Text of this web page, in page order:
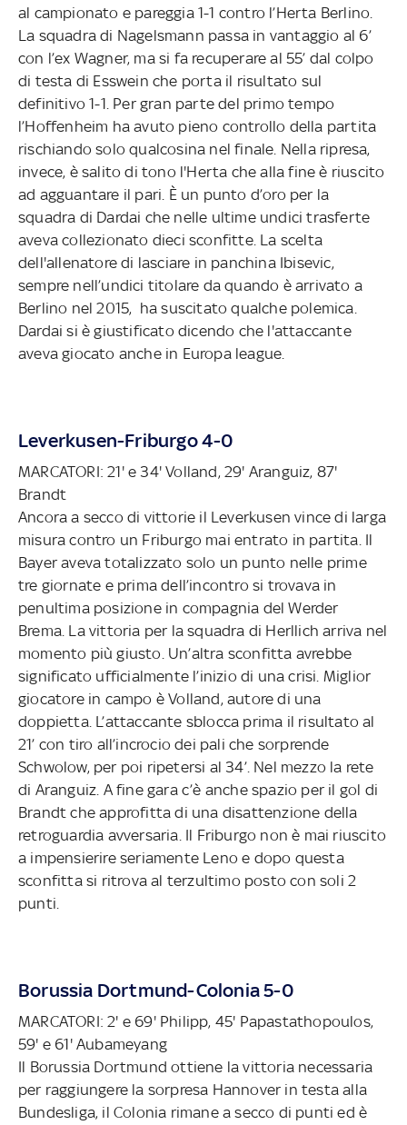
al campionato e pareggia 1-1 contro l’Herta Berlino.
La squadra di Nagelsmann passa in vantaggio al 6’
con l’ex Wagner, ma si fa recuperare al 55’ dal colpo
di testa di Esswein che porta il risultato sul
definitivo 1-1. Per gran parte del primo tempo
l’Hoffenheim ha avuto pieno controllo della partita
rischiando solo qualcosina nel finale. Nella ripresa,
invece, è salito di tono l'Herta che alla fine è riuscito
ad agguantare il pari. È un punto d’oro per la
squadra di Dardai che nelle ultime undici trasferte
aveva collezionato dieci sconfitte. La scelta
dell'allenatore di lasciare in panchina Ibisevic,
sempre nell’undici titolare da quando è arrivato a
Berlino nel 2015, ha suscitato qualche polemica.
Dardai si è giustificato dicendo che l'attaccante
aveva giocato anche in Europa league.
Leverkusen-Friburgo 4-0
MARCATORI: 21' e 34' Volland, 29' Aranguiz, 87'
Brandt
Ancora a secco di vittorie il Leverkusen vince di larga
misura contro un Friburgo mai entrato in partita. Il
Bayer aveva totalizzato solo un punto nelle prime
tre giornate e prima dell’incontro si trovava in
penultima posizione in compagnia del Werder
Brema. La vittoria per la squadra di Herllich arriva nel
momento più giusto. Un’altra sconfitta avrebbe
significato ufficialmente l’inizio di una crisi. Miglior
giocatore in campo è Volland, autore di una
doppietta. L’attaccante sblocca prima il risultato al
21’ con tiro all’incrocio dei pali che sorprende
Schwolow, per poi ripetersi al 34’. Nel mezzo la rete
di Aranguiz. A fine gara c’è anche spazio per il gol di
Brandt che approfitta di una disattenzione della
retroguardia avversaria. Il Friburgo non è mai riuscito
a impensierire seriamente Leno e dopo questa
sconfitta si ritrova al terzultimo posto con soli 2
punti.
Borussia Dortmund-Colonia 5-0
MARCATORI: 2' e 69' Philipp, 45' Papastathopoulos,
59' e 61' Aubameyang
Il Borussia Dortmund ottiene la vittoria necessaria
per raggiungere la sorpresa Hannover in testa alla
Bundesliga, il Colonia rimane a secco di punti ed è